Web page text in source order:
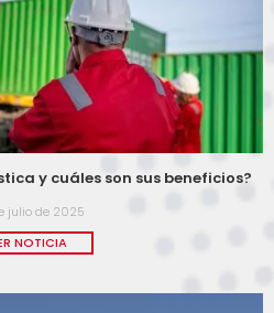
y cuáles son sus beneficios?
julio de 2025
NOTICIA